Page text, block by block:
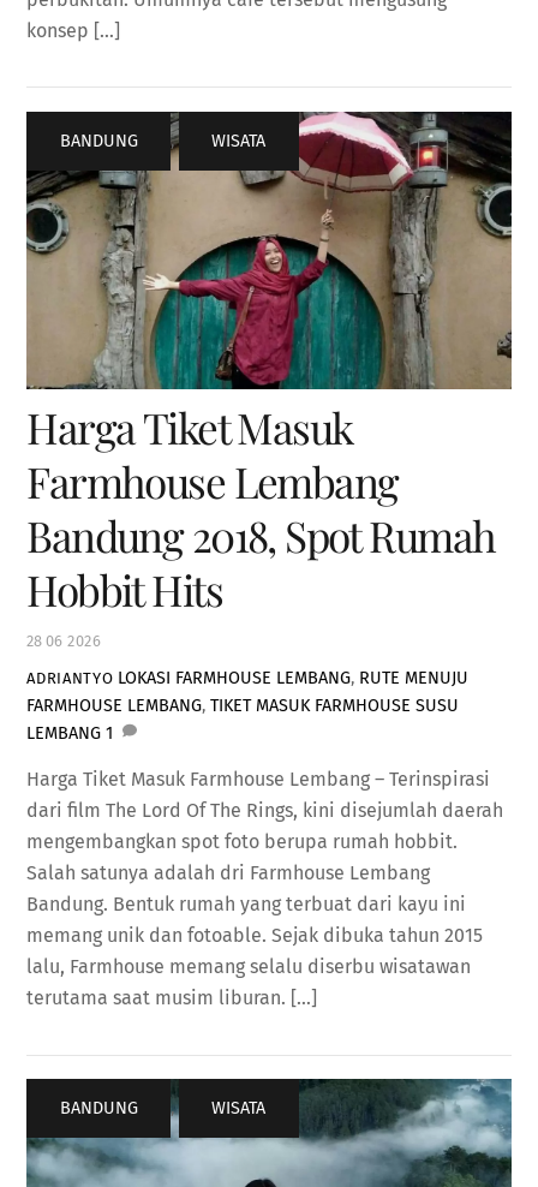
konsep […]
28 06 2026
Harga Tiket Masuk
Farmhouse Lembang
Bandung 2018, Spot Rumah
Hobbit Hits
ADRIANTYO
BANDUNG , WISATA
LOKASI FARMHOUSE LEMBANG, RUTE MENUJU
FARMHOUSE LEMBANG,TIKET MASUK FARMHOUSE SUSU
LEMBANG 1
Harga Tiket Masuk Farmhouse Lembang – Terinspirasi
dari film The Lord Of The Rings, kini disejumlah daerah
mengembangkan spot foto berupa rumah hobbit.
Salah satunya adalah dri Farmhouse Lembang
Bandung. Bentuk rumah yang terbuat dari kayu ini
memang unik dan fotoable. Sejak dibuka tahun 2015
lalu, Farmhouse memang selalu diserbu wisatawan
terutama saat musim liburan. […]
BANDUNG , WISATA